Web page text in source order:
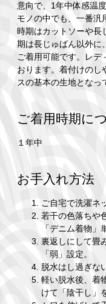
意向で、1年中体感温
モノの中でも、一番汎
時期はカットソーや長
期は長じゅばん以外に
ご着用可能です。レデ
おります。着付けのし
スの基本の生地となっ
ご着用時期に
１年中
お手入れ方法
ご自宅で洗濯ネ
若干の色落ちや
「デニム着物」
裏返しにして畳
「弱」設定。
脱水はし過ぎな
軽い脱水後、着
けて「陰干し」